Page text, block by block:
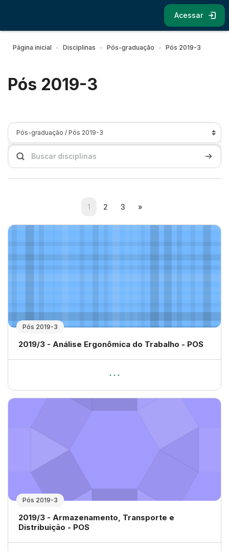
Acessar
Página inicial Disciplinas Pós-graduação Pós 2019-3
Pós 2019-3
Categorias de Disciplinas
Buscar disciplinas
1
(current)
2 3 »
Próxima página
Pós 2019-3
Nome da disciplina
2019/3 - Análise Ergonômica do Trabalho - POS
Pós 2019-3
Nome da disciplina
2019/3 - Armazenamento, Transporte e
Distribuição - POS